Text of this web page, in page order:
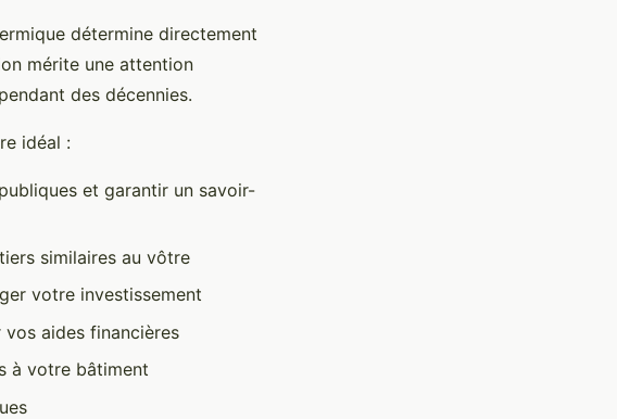
détermine directement
mérite une attention
des décennies.
idéal :
et garantir un savoir-
similaires au vôtre
votre investissement
aides financières
à votre bâtiment